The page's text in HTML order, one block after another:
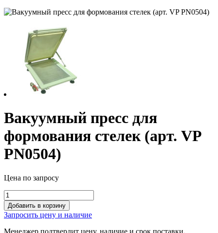
Вакуумный пресс для
формования стелек (арт. VP
PN0504)
Цена по запросу
Вакуумный
пресс
для
формования
стелек
Добавить в корзину
Запросить цену и наличие
Менеджер подтвердит цену, наличие и срок поставки.